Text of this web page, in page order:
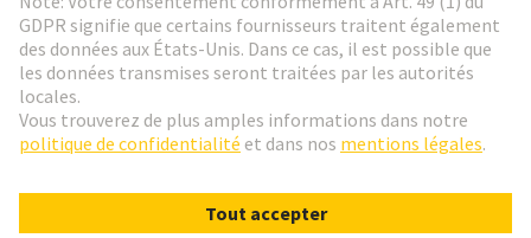
France Français
© HARTING Technology Group